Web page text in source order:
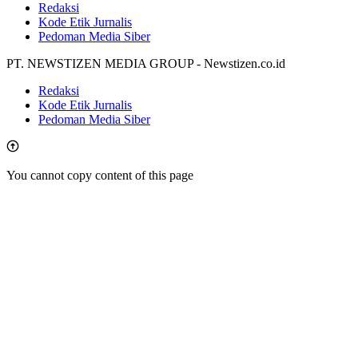
Redaksi
Kode Etik Jurnalis
Pedoman Media Siber
PT. NEWSTIZEN MEDIA GROUP - Newstizen.co.id
Redaksi
Kode Etik Jurnalis
Pedoman Media Siber
You cannot copy content of this page